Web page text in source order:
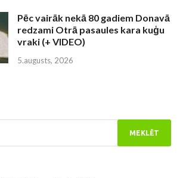
Pēc vairāk nekā 80 gadiem Donavā
redzami Otrā pasaules kara kuģu
vraki (+ VIDEO)
5.augusts, 2026